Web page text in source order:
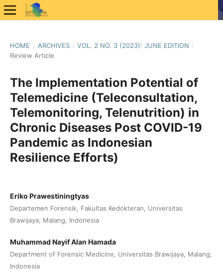
HOME / ARCHIVES / VOL. 2 NO. 3 (2023): JUNE EDITION /
Review Article
The Implementation Potential of
Telemedicine (Teleconsultation,
Telemonitoring, Telenutrition) in
Chronic Diseases Post COVID-19
Pandemic as Indonesian
Resilience Efforts)
Eriko Prawestiningtyas
Departemen Forensik, Fakultas Kedokteran, Universitas
Brawijaya, Malang, Indonesia
Muhammad Nayif Alan Hamada
Department of Forensic Medicine, Universitas Brawijaya, Malang,
Indonesia